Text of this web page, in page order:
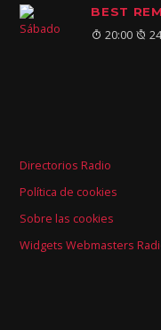
BEST
20:00
Directorios Radio
Política de cookies
Sobre las cookies
Widgets Webmasters